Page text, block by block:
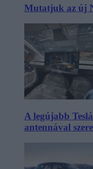
Mutatjuk az új
A legújabb
antennával